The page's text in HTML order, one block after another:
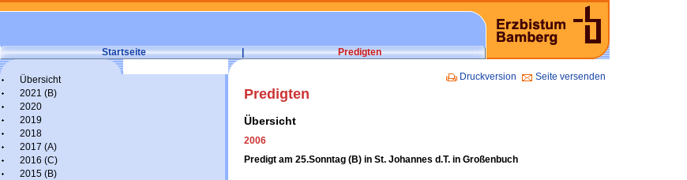
Startseite | Predigten
Übersicht
2021 (B)
2020
2019
2018
2017 (A)
2016 (C)
2015 (B)
Druckversion Seite versenden
Predigten
Übersicht
2006
Predigt am 25.Sonntag (B) in St. Johannes d.T. in Großenbuch